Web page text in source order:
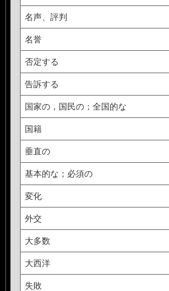
名声、評判
名誉
否定する
告訴する
国家の，国民の；全国的な
国籍
垂直の
基本的な；必須の
変化
外交
大多数
大西洋
失敗